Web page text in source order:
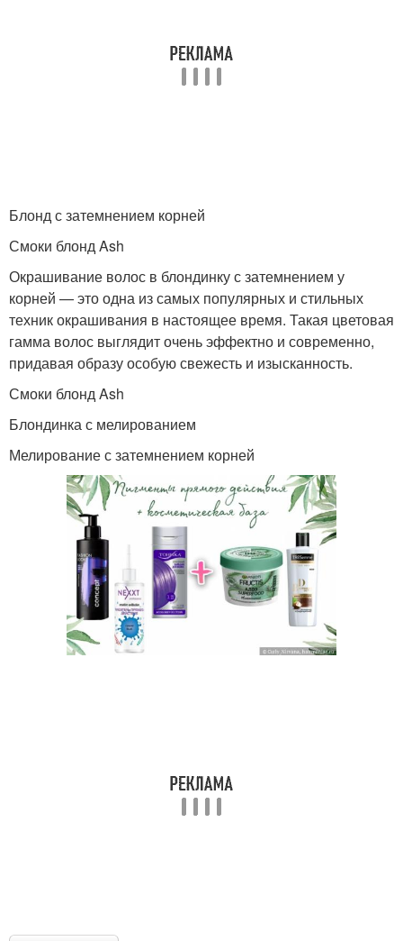
Блонд с затемнением корней
Смоки блонд Ash
Окрашивание волос в блондинку с затемнением у
корней — это одна из самых популярных и стильных
техник окрашивания в настоящее время. Такая цветовая
гамма волос выглядит очень эффектно и современно,
придавая образу особую свежесть и изысканность.
Смоки блонд Ash
Блондинка с мелированием
Мелирование с затемнением корней